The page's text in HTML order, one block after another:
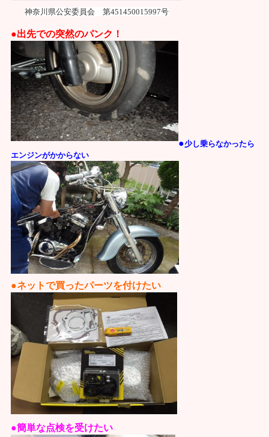
神奈川県公安委員会 第451450015997号
●出先での突然のパンク！
●少し乗らなかったら
エンジンがかからない
●ネットで買ったパーツを付けたい
●簡単な点検を受けたい